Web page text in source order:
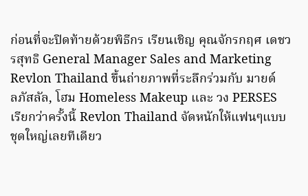
ก่อนที่จะปิดท้ายด้วยพิธีกร เรียนเชิญ คุณจักรกฤศ เดชว
รสุทธิ General Manager Sales and Marketing
Revlon Thailand ขึ้นถ่ายภาพที่ระลึกร่วมกับ มายด์
ลภัสลัล, โฮม Homeless Makeup และ วง PERSES
เรียกว่าครั้งนี้ Revlon Thailand จัดหนักให้แฟนๆแบบ
ชุดใหญ่เลยทีเดียว